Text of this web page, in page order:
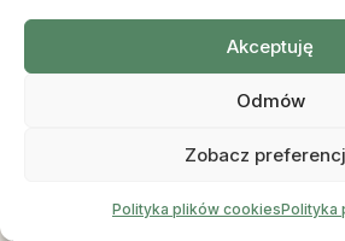
Akceptuję
Odmów
Zobacz
Polityka plików cookiesPolityka
Zaawansowane poziomy łysienia